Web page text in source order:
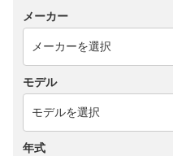
メーカー
モデル
年式